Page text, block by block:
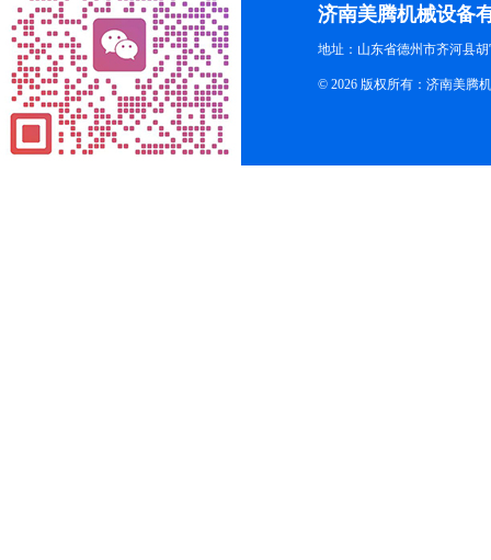
济南美腾机械设备
地址：山东省德州市齐河县
© 2026 版权所有：济南美腾